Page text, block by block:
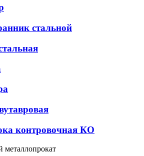
стальной
контровочная КО